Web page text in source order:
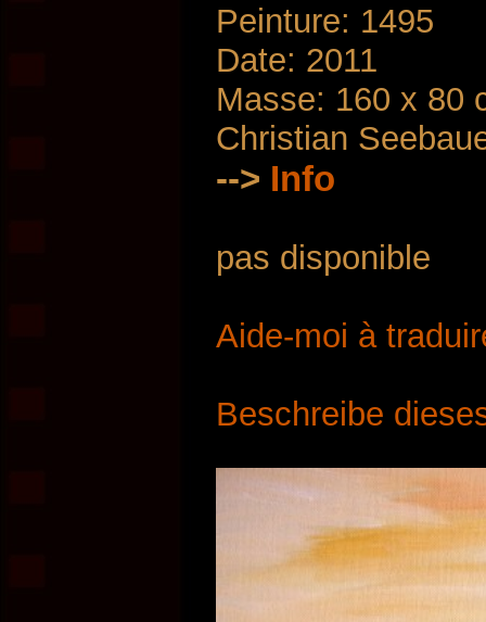
Peinture: 1495
Date: 2011
Masse: 160 x 80
Christian
--> Info
pas disponible
Aide-moi à
Beschreibe